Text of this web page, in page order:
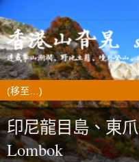
印尼龍目島、東
Lombok